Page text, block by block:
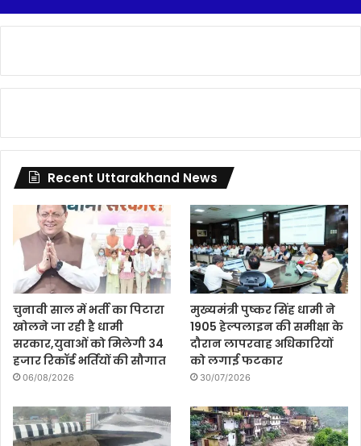
Recent Uttarakhand News
चुनावी साल में भर्ती का पिटारा
खोलने जा रही है धामी
सरकार,युवाओं को मिलेगी 34
हजार रिकॉर्ड भर्तियों की सौगात
06/08/2026
मुख्यमंत्री पुष्कर सिंह धामी ने
1905 हेल्पलाइन की समीक्षा के
दौरान लापरवाह अधिकारियों
को लगाई फटकार
30/07/2026